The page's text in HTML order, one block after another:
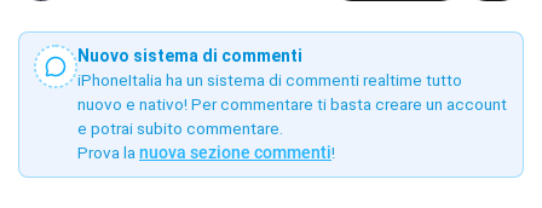
Nuovo sistema di commenti
iPhoneItalia ha un sistema di commenti realtime tutto
nuovo e nativo! Per commentare ti basta creare un account
e potrai subito commentare.
Prova la nuova sezione commenti!